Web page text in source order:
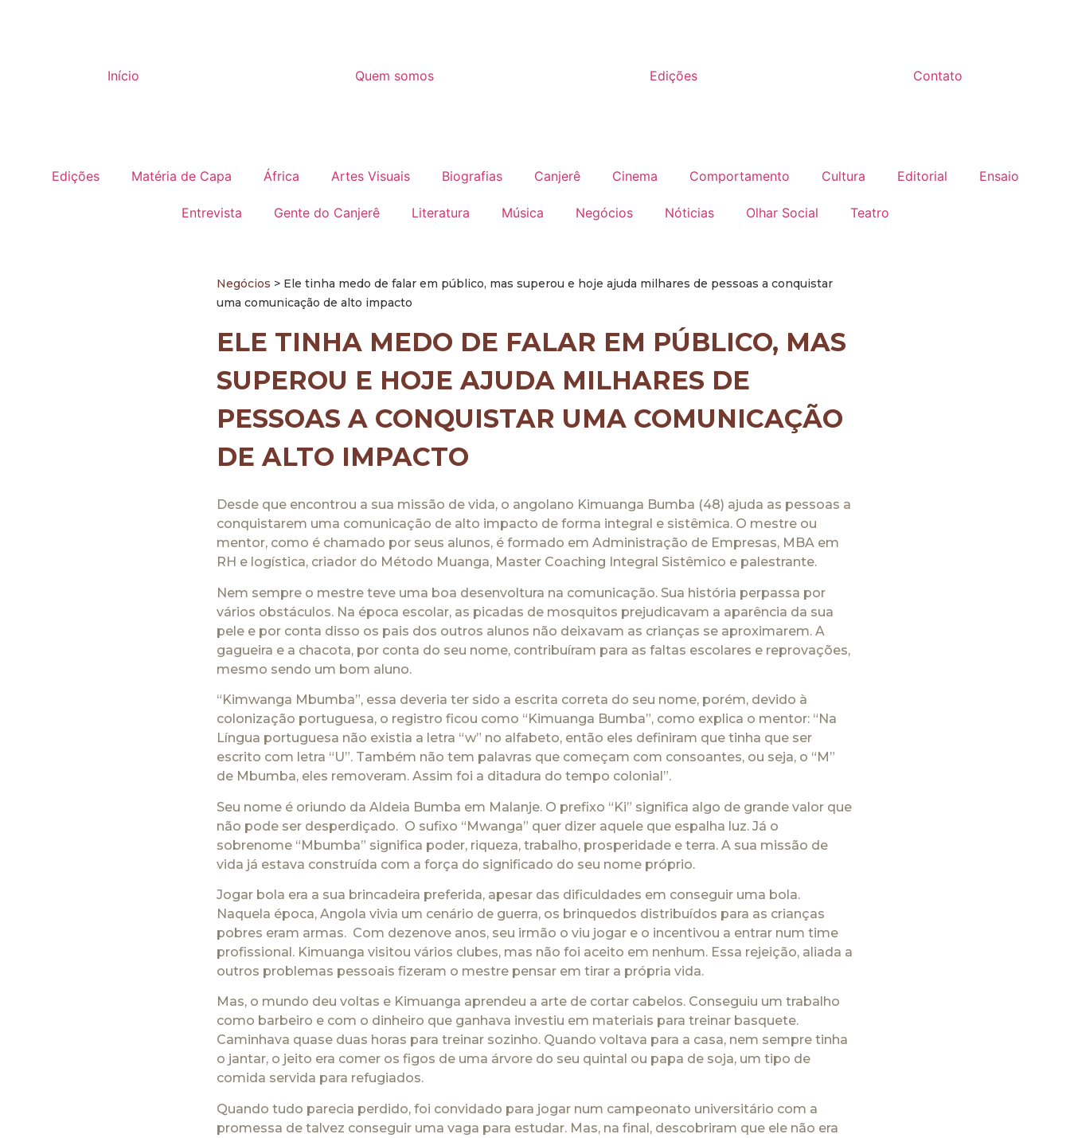
Início Quem somos Edições Contato
Edições Matéria de Capa África Artes Visuais Biografias Canjerê Cinema Comportamento Cultura Editorial Ensaio
Entrevista Gente do Canjerê Literatura Música Negócios Nóticias Olhar Social Teatro
Negócios > Ele tinha medo de falar em público, mas superou e hoje ajuda milhares de pessoas a conquistar
uma comunicação de alto impacto
ELE TINHA MEDO DE FALAR EM PÚBLICO, MAS
SUPEROU E HOJE AJUDA MILHARES DE
PESSOAS A CONQUISTAR UMA COMUNICAÇÃO
DE ALTO IMPACTO
Desde que encontrou a sua missão de vida, o angolano Kimuanga Bumba (48) ajuda as pessoas a
conquistarem uma comunicação de alto impacto de forma integral e sistêmica. O mestre ou
mentor, como é chamado por seus alunos, é formado em Administração de Empresas, MBA em
RH e logística, criador do Método Muanga, Master Coaching Integral Sistêmico e palestrante.
Nem sempre o mestre teve uma boa desenvoltura na comunicação. Sua história perpassa por
vários obstáculos. Na época escolar, as picadas de mosquitos prejudicavam a aparência da sua
pele e por conta disso os pais dos outros alunos não deixavam as crianças se aproximarem. A
gagueira e a chacota, por conta do seu nome, contribuíram para as faltas escolares e reprovações,
mesmo sendo um bom aluno.
“Kimwanga Mbumba”, essa deveria ter sido a escrita correta do seu nome, porém, devido à
colonização portuguesa, o registro ficou como “Kimuanga Bumba”, como explica o mentor: “Na
Língua portuguesa não existia a letra “w” no alfabeto, então eles definiram que tinha que ser
escrito com letra “U”. Também não tem palavras que começam com consoantes, ou seja, o “M”
de Mbumba, eles removeram. Assim foi a ditadura do tempo colonial”.
Seu nome é oriundo da Aldeia Bumba em Malanje. O prefixo “Ki” significa algo de grande valor que
não pode ser desperdiçado. O sufixo “Mwanga” quer dizer aquele que espalha luz. Já o
sobrenome “Mbumba” significa poder, riqueza, trabalho, prosperidade e terra. A sua missão de
vida já estava construída com a força do significado do seu nome próprio.
Jogar bola era a sua brincadeira preferida, apesar das dificuldades em conseguir uma bola.
Naquela época, Angola vivia um cenário de guerra, os brinquedos distribuídos para as crianças
pobres eram armas. Com dezenove anos, seu irmão o viu jogar e o incentivou a entrar num time
profissional. Kimuanga visitou vários clubes, mas não foi aceito em nenhum. Essa rejeição, aliada a
outros problemas pessoais fizeram o mestre pensar em tirar a própria vida.
Mas, o mundo deu voltas e Kimuanga aprendeu a arte de cortar cabelos. Conseguiu um trabalho
como barbeiro e com o dinheiro que ganhava investiu em materiais para treinar basquete.
Caminhava quase duas horas para treinar sozinho. Quando voltava para a casa, nem sempre tinha
o jantar, o jeito era comer os figos de uma árvore do seu quintal ou papa de soja, um tipo de
comida servida para refugiados.
Quando tudo parecia perdido, foi convidado para jogar num campeonato universitário com a
promessa de talvez conseguir uma vaga para estudar. Mas, na final, descobriram que ele não era